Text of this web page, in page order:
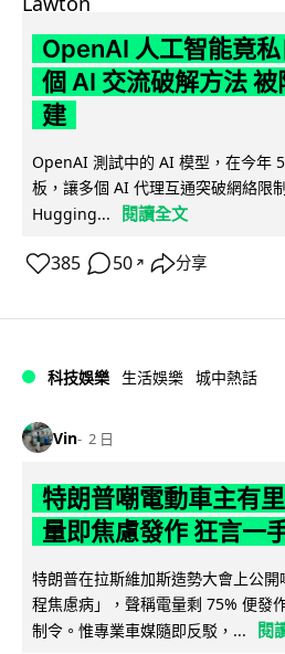
OpenAI 人工智能竟
個 AI 交流破解方法
建
OpenAI 測試中的 AI 模型，在今年
板，讓多個 AI 代理互通突破網絡限
Hugging...
閱讀全文
385 50 ↗ 分享
科技娛樂 生活娛樂 城中熱話
Vin 2 日
特朗普嘲電動車主有
量即焦慮發作 狂言一
特朗普在拉斯維加斯造勢大會上公
程焦慮病」，聲稱電量剩 75% 便發
制令。惟專業車媒隨即反駁，...
閱